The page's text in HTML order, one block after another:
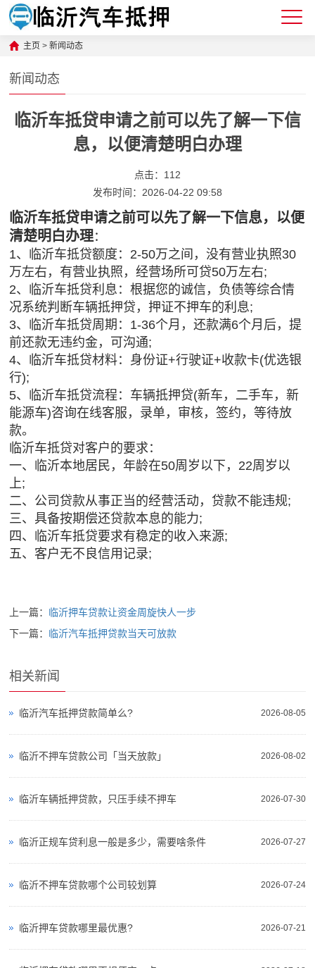
主页 >新闻动态
新闻动态
临沂车抵贷申请之前可以先了解一下信
息，以便清楚明白办理
点击： 112
发布时间：2026-04-22 09:58
临沂车抵贷申请之前可以先了解一下信息，以便
清楚明白办理：
1、临沂车抵贷额度：2-50万之间，没有营业执照30
万左右，有营业执照，经营场所可贷50万左右;
2、临沂车抵贷利息：根据您的诚信，负债等综合情
况系统判断车辆抵押贷，押证不押车的利息;
3、临沂车抵贷周期：1-36个月，还款满6个月后，提
前还款无违约金，可沟通;
4、临沂车抵贷材料：身份证+行驶证+收款卡(优选银
行);
5、临沂车抵贷流程：车辆抵押贷(新车，二手车，新
能源车)咨询在线客服，录单，审核，签约，等待放
款。
临沂车抵贷对客户的要求：
一、临沂本地居民，年龄在50周岁以下，22周岁以
上;
二、公司贷款从事正当的经营活动，贷款不能违规;
三、具备按期偿还贷款本息的能力;
四、临沂车抵贷要求有稳定的收入来源;
五、客户无不良信用记录;
上一篇： 临沂押车贷款让资金周旋快人一步
下一篇： 临沂汽车抵押贷款当天可放款
相关新闻
2026-08-05
临沂汽车抵押贷款简单么?
2026-08-02
临沂不押车贷款公司「当天放款」
2026-07-30
临沂车辆抵押贷款，只压手续不押车
2026-07-27
临沂正规车贷利息一般是多少，需要啥条件
2026-07-24
临沂不押车贷款哪个公司较划算
2026-07-21
临沂押车贷款哪里最优惠?